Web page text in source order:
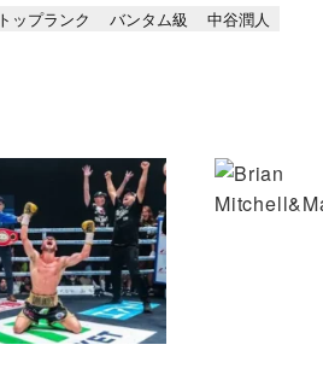
トップランク バンタム級 中谷潤人